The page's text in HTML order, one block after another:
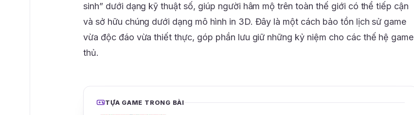
sinh” dưới dạng kỹ thuật số, giúp người hâm mộ trên toàn thế giới có thể tiếp cận
và sở hữu chúng dưới dạng mô hình in 3D. Đây là một cách bảo tồn lịch sử game
vừa độc đáo vừa thiết thực, góp phần lưu giữ những kỷ niệm cho các thế hệ game
thủ.
TỰA GAME TRONG BÀI